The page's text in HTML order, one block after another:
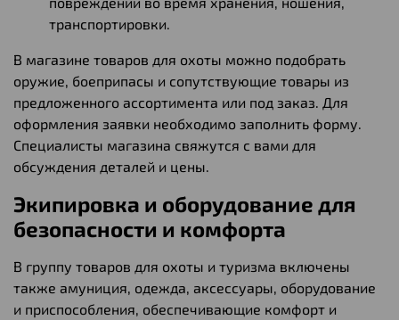
транспортировки.
В магазине товаров для охоты можно подобрать
оружие, боеприпасы и сопутствующие товары из
предложенного ассортимента или под заказ. Для
оформления заявки необходимо заполнить форму.
Специалисты магазина свяжутся с вами для
обсуждения деталей и цены.
Экипировка и оборудование для
безопасности и комфорта
В группу товаров для охоты и туризма включены
также амуниция, одежда, аксессуары, оборудование
и приспособления, обеспечивающие комфорт и